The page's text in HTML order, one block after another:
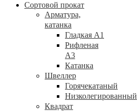
Сортовой прокат
Арматура,
катанка
Гладкая А1
Рифленая
А3
Катанка
Швеллер
Горячекатаный
Низколегированный
Квадрат